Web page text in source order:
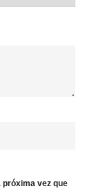
próxima vez que